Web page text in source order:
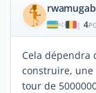
| 4
Cela dépendra
construire, une
tour de